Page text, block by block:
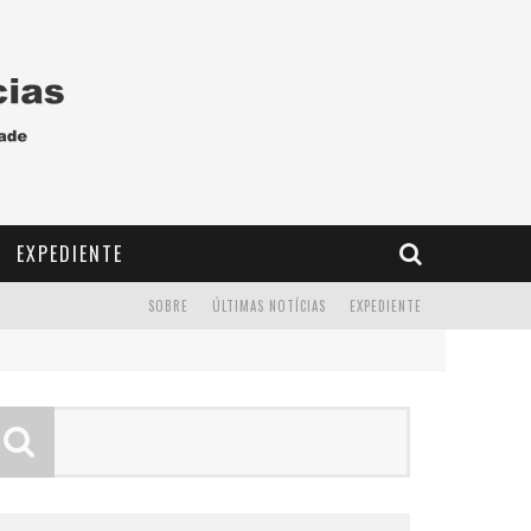
EXPEDIENTE
EXPEDIENTE
ÚLTIMAS NOTÍCIAS
SOBRE